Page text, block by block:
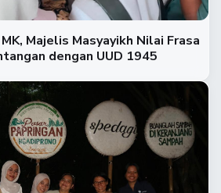
Majelis Masyayikh Nilai Frasa
dengan UUD 1945